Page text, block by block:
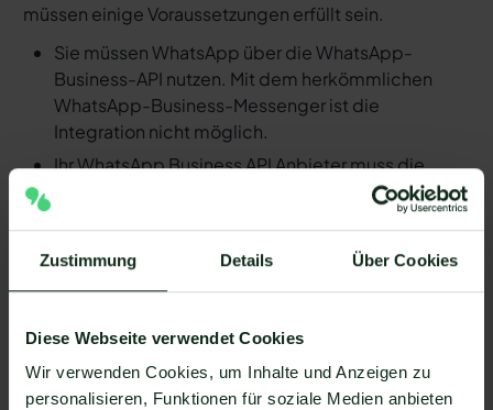
Zustimmung Details Über Cookies
Diese Webseite verwendet Cookies
Wir verwenden Cookies, um Inhalte und Anzeigen zu
personalisieren, Funktionen für soziale Medien anbieten
müssen einige Voraussetzungen erfüllt sein.
Sie müssen WhatsApp über die WhatsApp-
Business-API nutzen. Mit dem herkömmlichen
WhatsApp-Business-Messenger ist die
Integration nicht möglich.
Ihr WhatsApp Business API Anbieter muss die
nötige Software bereitstellen, um die Integration
zu ermöglichen. Längst nicht alle Anbieter der
von EventHub und WhatsApp zu ermöglichen. Mit
Mateo stehen Ihnen dank der Zapier Integration
WhatsApp verbinden können. Darunter ist
natürlich auch EventHub !